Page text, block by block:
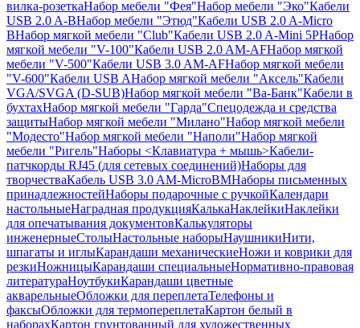
вилка-розеткаНабор мебели "Фея"Набор мебели "Эко"Кабели
USB 2.0 A-BНабор мебели "Этюд"Кабели USB 2.0 A-Micro
BНабор мягкой мебели "Club"Кабели USB 2.0 A-Mini 5PНабор
мягкой мебели "V-100"Кабели USB 2.0 AM-AFНабор мягкой
мебели "V-500"Кабели USB 3.0 AM-AFНабор мягкой мебели
"V-600"Кабели USB AНабор мягкой мебели "Аксель"Кабели
VGA/SVGA (D-SUB)Набор мягкой мебели "Ва-Банк"Кабели в
бухтахНабор мягкой мебели "Гарда"Спецодежда и средства
защитыНабор мягкой мебели "Милано"Набор мягкой мебели
"Модесто"Набор мягкой мебели "Наполи"Набор мягкой
мебели "Ригель"Наборы <Клавиатура + мышь>Кабели-
патчкорды RJ45 (для сетевых соединений)Наборы для
творчестваКабель USB 3.0 AM-MicroBMНаборы письменных
принадлежностейНаборы подарочные с ручкойКалендари
настольныеНаградная продукцияКалькаНаклейкиНаклейки
для опечатывания документовКалькуляторы
инженерныеСтолыНастольные наборыНаушникиНити,
шпагаты и иглыКарандаши механическиеНожи и коврики для
резкиНожницыКарандаши специальныеНормативно-правовая
литератураНоутбукиКарандаши цветные
акварельныеОбложки для переплетаТелефоны и
факсыОбложки для термопереплетаКартон белый в
наборахКартон грунтованный для художественных